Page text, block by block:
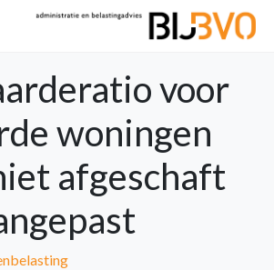
voor
woningen
afgeschaft